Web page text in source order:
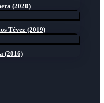
(2020)
Tévez (2019)
(2016)